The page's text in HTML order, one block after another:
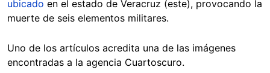
ubicado en el estado de Veracruz (este), provocando la
muerte de seis elementos militares.
Uno de los artículos acredita una de las imágenes
encontradas a la agencia Cuartoscuro.